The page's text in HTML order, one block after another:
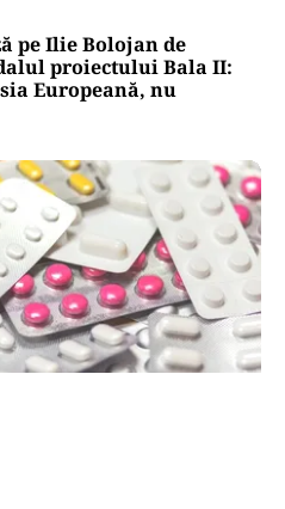
pe Ilie Bolojan de
proiectului Bala II:
Europeană, nu